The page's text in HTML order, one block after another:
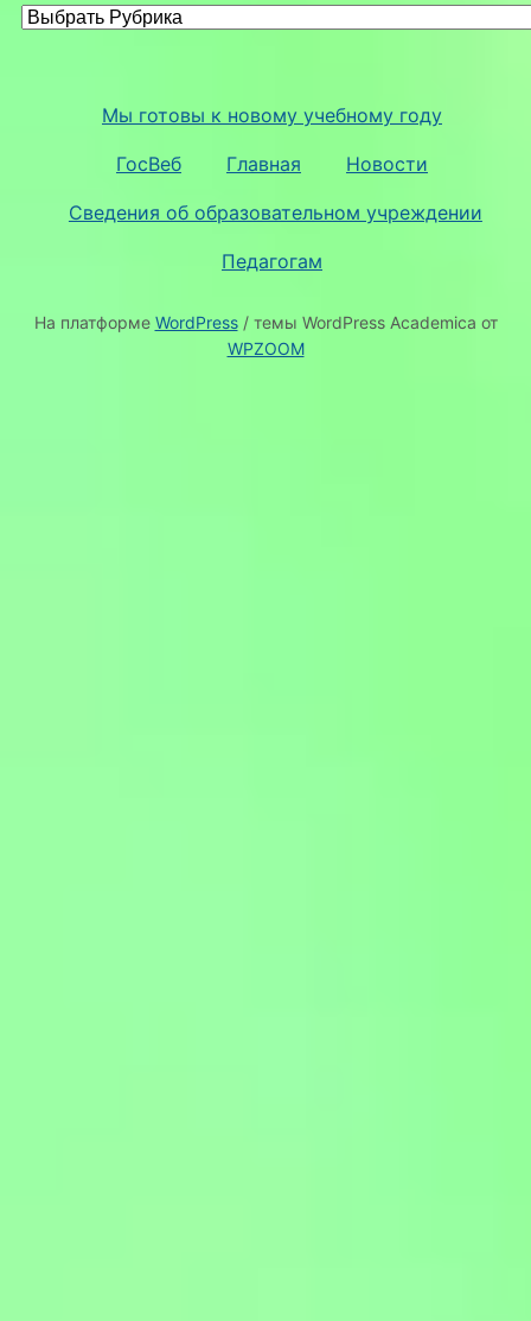
Мы готовы к новому учебному году
ГосВеб Главная Новости
Сведения об образовательном учреждении
Педагогам
На платформе WordPress/ темы WordPress Academica от
WPZOOM